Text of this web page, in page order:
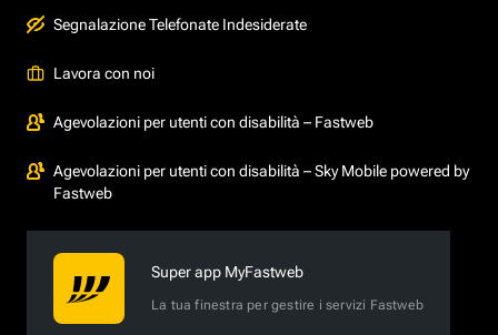
Segnalazione Telefonate Indesiderate
Lavora con noi
Agevolazioni per utenti con disabilità – Fastweb
Agevolazioni per utenti con disabilità – Sky Mobile powered by
Fastweb
Super app MyFastweb
La tua finestra per gestire i servizi Fastweb